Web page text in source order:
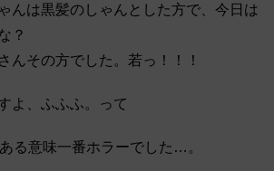
んは黒髪のしゃんとした方で、今日は
？
んその方でした。若っ！！！
よ、ふふふ。って
る意味一番ホラーでした…。